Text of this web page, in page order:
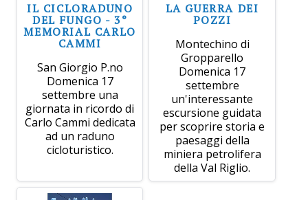
IL CICLORADUNO
DEL FUNGO - 3°
MEMORIAL CARLO
CAMMI
San Giorgio P.no
Domenica 17
settembre una
giornata in ricordo di
Carlo Cammi dedicata
ad un raduno
cicloturistico.
LA GUERRA DEI
POZZI
Montechino di
Gropparello
Domenica 17
settembre
un'interessante
escursione guidata
per scoprire storia e
paesaggi della
miniera petrolifera
della Val Riglio.